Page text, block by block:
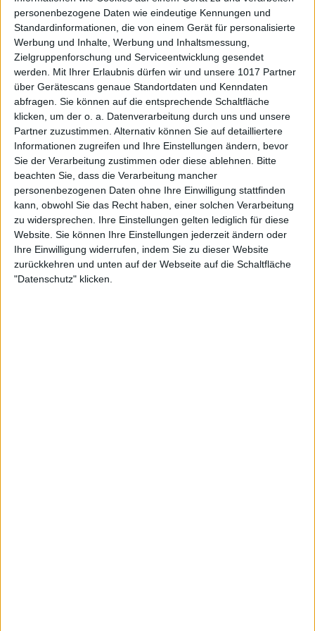
personenbezogene Daten wie eindeutige Kennungen und
Standardinformationen, die von einem Gerät für personalisierte
Werbung und Inhalte, Werbung und Inhaltsmessung,
Zielgruppenforschung und Serviceentwicklung gesendet
werden.
Mit Ihrer Erlaubnis dürfen wir und unsere 1017 Partner
über Gerätescans genaue Standortdaten und Kenndaten
abfragen. Sie können auf die entsprechende Schaltfläche
klicken, um der o. a. Datenverarbeitung durch uns und unsere
Partner zuzustimmen. Alternativ können Sie auf detailliertere
Informationen zugreifen und Ihre Einstellungen ändern, bevor
Sie der Verarbeitung zustimmen oder diese ablehnen.
Bitte
beachten Sie, dass die Verarbeitung mancher
personenbezogenen Daten ohne Ihre Einwilligung stattfinden
kann, obwohl Sie das Recht haben, einer solchen Verarbeitung
zu widersprechen. Ihre Einstellungen gelten lediglich für diese
Website. Sie können Ihre Einstellungen jederzeit ändern oder
Ihre Einwilligung widerrufen, indem Sie zu dieser Website
zurückkehren und unten auf der Webseite auf die Schaltfläche
"Datenschutz" klicken.